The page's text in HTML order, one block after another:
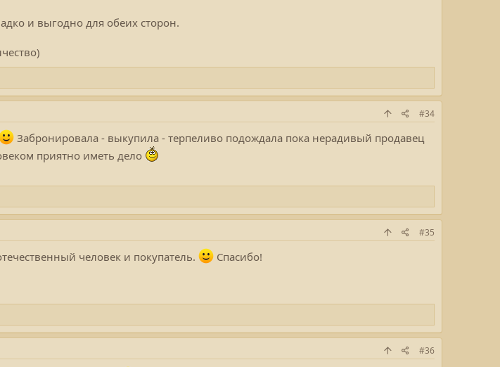
и выгодно для обеих сторон.
#34
Забронировала - выкупила - терпеливо подождала пока нерадивый продавец
приятно иметь дело
#35
человек и покупатель. Спасибо!
#36